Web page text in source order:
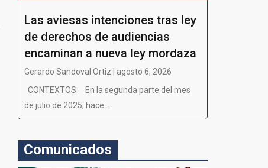
Las aviesas intenciones tras ley
de derechos de audiencias
encaminan a nueva ley mordaza
Gerardo Sandoval Ortiz | agosto 6, 2026
CONTEXTOS En la segunda parte del mes
de julio de 2025, hace...
Comunicados